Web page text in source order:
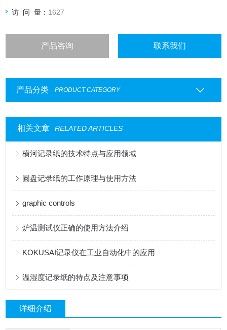
访 问 量： 1627
产品咨询 联系我们
产品分类 PRODUCT CATEGORY
相关文章 RELATED ARTICLES
横河记录纸的技术特点与应用领域
圆盘记录纸的工作原理与使用方法
graphic controls
炉温测试仪正确的使用方法介绍
KOKUSAI记录仪在工业自动化中的应用
温湿度记录纸的特点及注意事项
详细介绍